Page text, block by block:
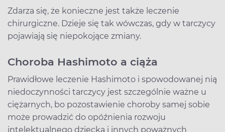
Zdarza się, że konieczne jest także leczenie
chirurgiczne. Dzieje się tak wówczas, gdy w tarczycy
pojawiają się niepokojące zmiany.
Choroba Hashimoto a ciąża
Prawidłowe leczenie Hashimoto i spowodowanej nią
niedoczynności tarczycy jest szczególnie ważne u
ciężarnych, bo pozostawienie choroby samej sobie
może prowadzić do opóźnienia rozwoju
intelektualnego dziecka i innych poważnych